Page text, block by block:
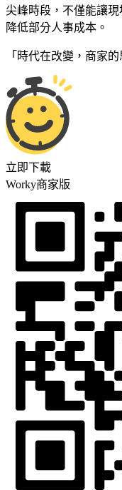
尖峰時段，不僅能讓
降低部分人事成本。
「時代在改變，商家
立即下載
Worky商家版